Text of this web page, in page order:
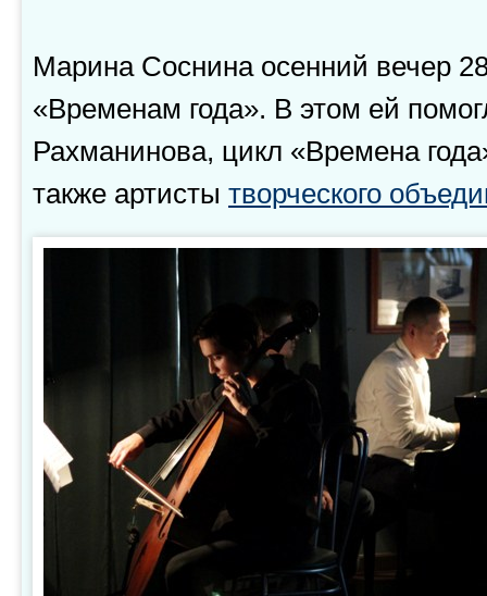
Марина Соснина осенний вечер
«Временам года». В этом ей
Рахманинова, цикл «Времена
также артисты творческого